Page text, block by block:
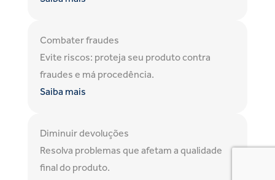
Combater fraudes
Evite riscos: proteja seu produto contra
fraudes e má procedência.
Saiba mais
Diminuir devoluções
Resolva problemas que afetam a qualidade
final do produto.